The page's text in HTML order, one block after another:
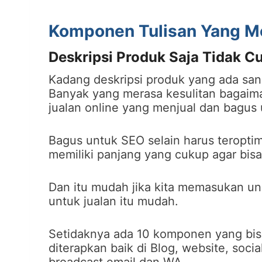
Komponen Tulisan Yang
Deskripsi Produk Saja Tidak
Kadang deskripsi produk yang ada
Banyak yang merasa kesulitan
jualan online yang menjual dan bagus
Bagus untuk SEO selain harus
memiliki panjang yang cukup agar
Dan itu mudah jika kita memasukan
untuk jualan itu mudah.
Setidaknya ada 10 komponen yang
diterapkan baik di Blog, website,